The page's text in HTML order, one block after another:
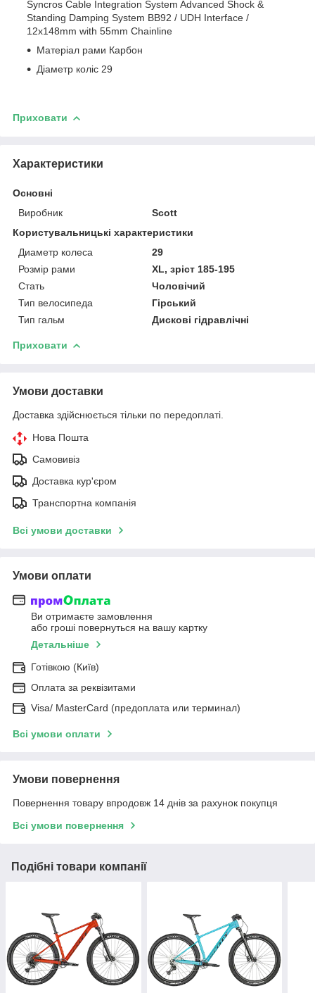
Syncros Cable Integration System Advanced Shock &
Standing Damping System BB92 / UDH Interface /
12x148mm with 55mm Chainline
Матеріал рами Карбон
Діаметр коліс 29
Приховати
Характеристики
Основні
Виробник
Scott
Користувальницькі характеристики
Диаметр колеса
29
Розмір рами
XL, зріст 185-195
Стать
Чоловічий
Тип велосипеда
Гірський
Тип гальм
Дискові гідравлічні
Приховати
Умови доставки
Доставка здійснюється тільки по передоплаті.
Нова Пошта
Самовивіз
Доставка кур'єром
Транспортна компанія
Всі умови доставки
Умови оплати
Ви отримаєте замовлення
або гроші повернуться на вашу картку
Детальніше
Готівкою (Київ)
Оплата за реквізитами
Visa/ MasterCard (предоплата или терминал)
Всі умови оплати
Умови повернення
Повернення товару впродовж 14 днів за рахунок покупця
Всі умови повернення
Подібні товари компанії